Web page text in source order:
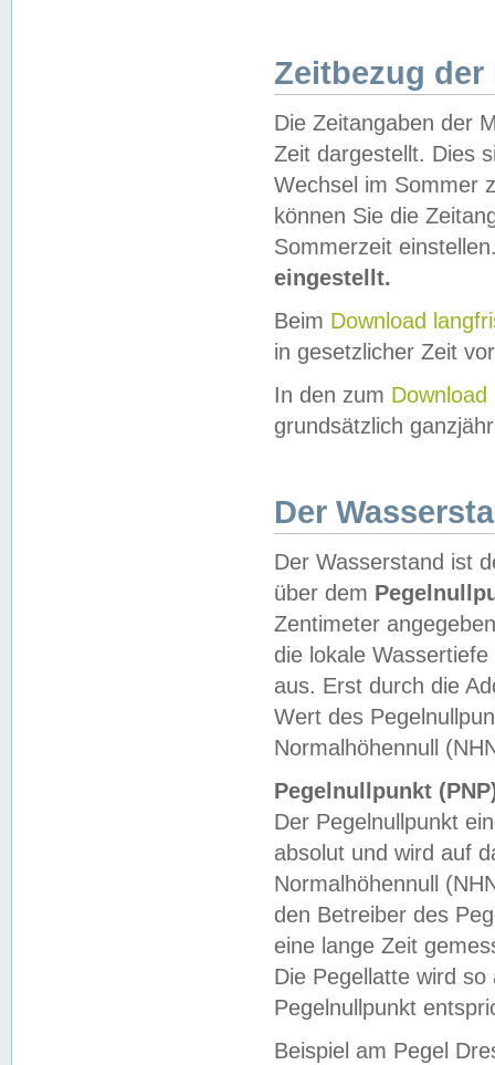
Zeitbezug der
Die Zeitangaben der
Zeit dargestellt. Dies
Wechsel im Sommer
können Sie die
Sommerzeit
eingestellt.
Beim Download
in gesetzlicher Zeit
In den zum Download
grundsätzlich
Der
Der Wasserstand ist
über dem
Zentimeter
die lokale
aus. Erst durch die
Wert des
Normalhöhennull
Pegelnullpunkt
Der Pegelnullpunkt
absolut und wird auf
Normalhöhennull
den Betreiber des
eine lange Zeit
Die Pegellatte wird
Pegelnullpunkt
Beispiel am Pegel